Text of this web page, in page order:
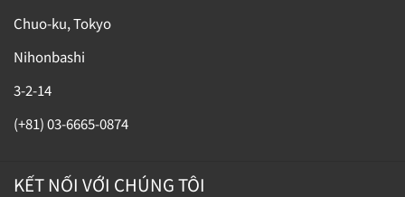
Chuo-ku, Tokyo
Nihonbashi
3-2-14
(+81) 03-6665-0874
KẾT NỐI VỚI CHÚNG TÔI